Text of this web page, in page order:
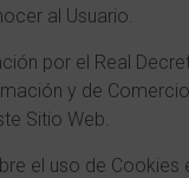
al Usuario.
por el Real
y de
Sitio Web.
el uso de Cookies